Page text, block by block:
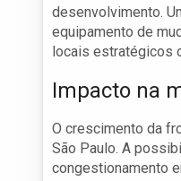
desenvolvimento.
equipamento de
locais estratégicos
Impacto na
O crescimento da
São Paulo. A
congestionamento